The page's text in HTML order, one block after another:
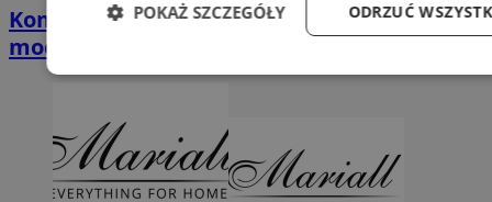
Kompleksowa naprawa aut - przywracamy
moc twoim czterem kółkom
ODRZUĆ
POKAŻ SZCZEGÓŁY
Niezbędne Wydajność